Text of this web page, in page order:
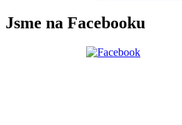
Jsme na Facebooku